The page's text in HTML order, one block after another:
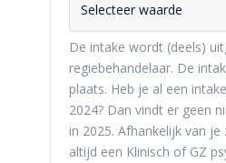
Selecteer waarde
De intake wordt (deels)
regiebehandelaar. De
plaats. Heb je al een
2024? Dan vindt er geen
in 2025. Afhankelijk van
altijd een Klinisch of GZ